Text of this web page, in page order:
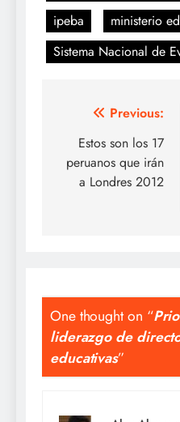
ipeba
ministerio
Sistema Nacional de
Navegación
de
entradas
Previous:
Estos son los 17
peruanos que irán
a Londres 2012
One thought on “
liderazgo de
educativas”